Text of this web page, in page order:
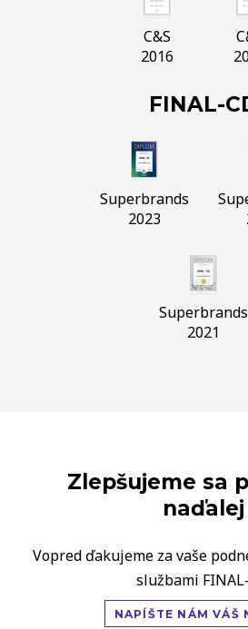
C&S
2016
FINAL-
Superbrands
2023
Superbrands
2021
Zlepšujeme sa
naďalej
Vopred ďakujeme za vaše
službami
NAPÍŠTE NÁM VÁŠ